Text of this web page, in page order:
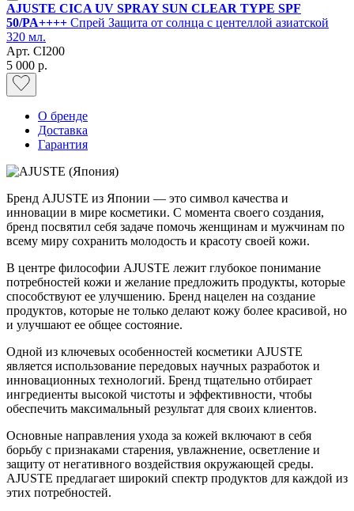
AJUSTE CICA UV SPRAY SUN CLEAR TYPE SPF
50/PA++++ Спрей Защита от солнца с центеллой азиатской
320 мл.
Арт. CI200
5 000 р.
О бренде
Доставка
Гарантия
Бренд AJUSTE из Японии — это символ качества и
инновации в мире косметики. С момента своего создания,
бренд посвятил себя задаче помочь женщинам и мужчинам по
всему миру сохранить молодость и красоту своей кожи.
В центре философии AJUSTE лежит глубокое понимание
потребностей кожи и желание предложить продукты, которые
способствуют ее улучшению. Бренд нацелен на создание
продуктов, которые не только делают кожу более красивой, но
и улучшают ее общее состояние.
Одной из ключевых особенностей косметики AJUSTE
является использование передовых научных разработок и
инновационных технологий. Бренд тщательно отбирает
ингредиенты высокой чистоты и эффективности, чтобы
обеспечить максимальный результат для своих клиентов.
Основные направления ухода за кожей включают в себя
борьбу с признаками старения, увлажнение, осветление и
защиту от негативного воздействия окружающей среды.
AJUSTE предлагает широкий спектр продуктов для каждой из
этих потребностей.